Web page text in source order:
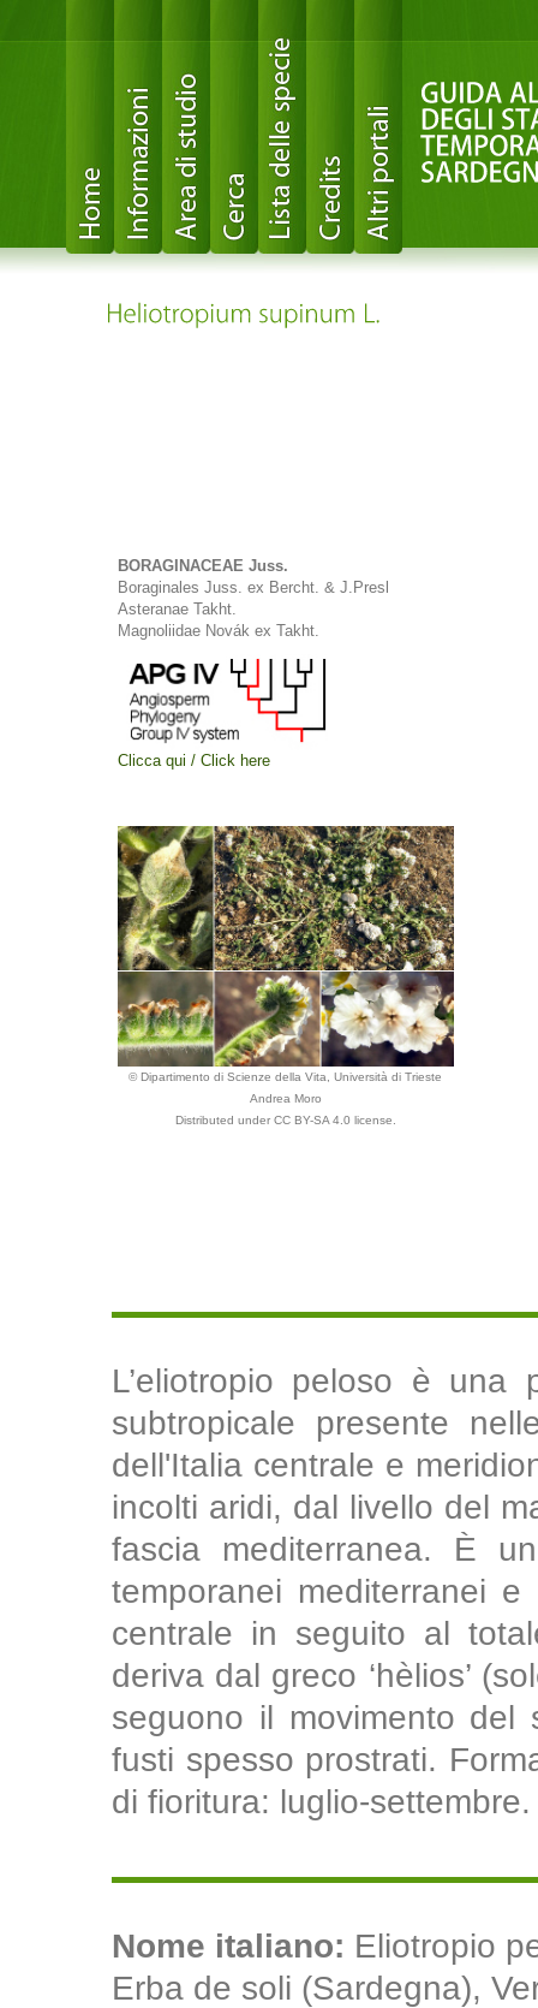
BORAGINACEAE Juss.
Boraginales Juss. ex Bercht. & J.Presl
Asteranae Takht.
Magnoliidae Novák ex Takht.
Clicca qui / Click here
© Dipartimento di Scienze della Vita, Università di Trieste
Andrea Moro
Distributed under CC BY-SA 4.0 license.
L’eliotropio peloso è una
subtropicale presente
dell'Italia centrale e
incolti aridi, dal livello del
fascia mediterranea. È
temporanei mediterranei
centrale in seguito al
deriva dal greco ‘hèlios’
seguono il movimento
fusti spesso prostrati.
di fioritura: luglio-settembre.
Nome italiano: Eliotropio
Erba de soli (Sardegna),